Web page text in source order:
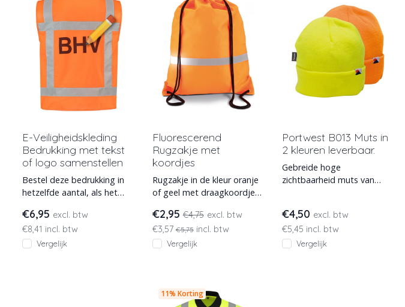
E-Veiligheidskleding
Bedrukking met tekst
of logo samenstellen
Bestel deze bedrukking in
hetzelfde aantal, als het
bestelling, om alle
€6,95 excl. btw
€8,41 incl. btw
Vergelijk
Fluorescerend
Rugzakje met
koordjes
Rugzakje in de kleur oranje
of geel met draagkoordjes
backing. Voorzien van
€2,95€4,75 excl. btw
€3,57€5,75incl. btw
Vergelijk
Portwest B013 Muts in
2 kleuren leverbaar.
Gebreide hoge
zichtbaarheid muts van
€4,50 excl. btw
€5,45 incl. btw
Vergelijk
11% Korting